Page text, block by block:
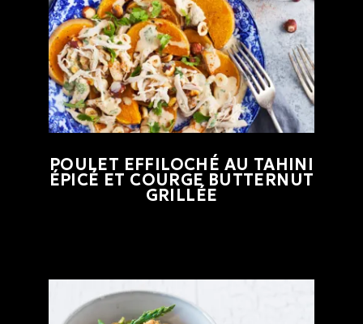
POULET EFFILOCHÉ AU TAHINI
ÉPICÉ ET COURGE BUTTERNUT
GRILLÉE